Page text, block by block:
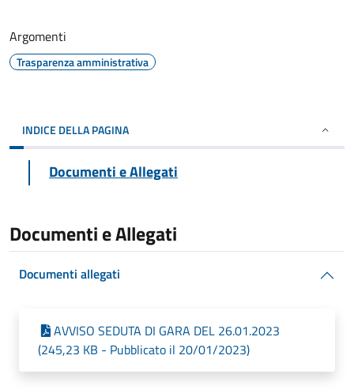
Argomenti
Trasparenza amministrativa
INDICE DELLA PAGINA
Documenti e Allegati
Documenti e Allegati
Documenti allegati
AVVISO SEDUTA DI GARA DEL 26.01.2023
(245,23 KB - Pubblicato il 20/01/2023)